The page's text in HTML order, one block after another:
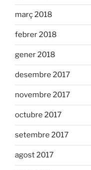
març 2018
febrer 2018
gener 2018
desembre 2017
novembre 2017
octubre 2017
setembre 2017
agost 2017